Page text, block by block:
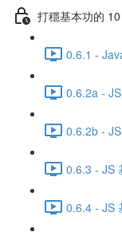
打穩基本功的
0.6.1 -
0.6.2a -
0.6.2b -
0.6.3 - JS
0.6.4 - JS